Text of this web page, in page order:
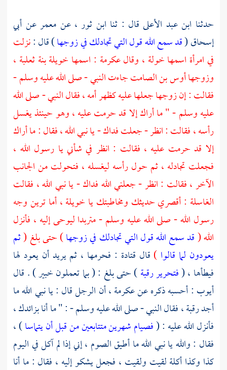
حدثنا ابن عبد الأعلى قال : ثنا ابن ثور ، عن معمرعن أبي
إسحاق(قد سمع الله قول التي تجادلك في زوجها) قال :نزلت
في امرأة اسمهاخولة ، وقالعكرمة : اسمها خويلة بنة ثعلبة ،
وزوجهاأوس بن الصامتجاءت النبي - صلى الله عليه وسلم -
فقالت : إن زوجها جعلها عليه كظهر أمه ، فقال النبي - صلى الله
عليه وسلم - " ما أراك إلا قد حرمت عليه ، وهو حينئذ يغسل
رأسه ، فقالت : انظر - جعلت فداك - يا نبي الله ، فقال : ما أراك
إلا قد حرمت عليه ، فقالت : انظر في شأني يا رسول الله ،
فجعلت تجادله ، ثم حول رأسه ليغسله ، فتحولت من الجانب
الآخر ، فقالت : انظر - جعلني الله فداك - يا نبي الله ، فقالت
الغاسلة : أقصري حديثك ومخاطبتك يا خويلة ،أما ترين وجه
رسول الله - صلى الله عليه وسلم - متربدا ليوحى إليه ، فأنزل
الله (قد سمع الله قول التي تجادلك في زوجها) حتى بلغ (ثم
يعودون لما قالوا ) قال قتادة : فحرمها ، ثم يريد أن يعود لها
فيطأها ، (فتحرير رقبة) حتى بلغ : ( بما تعملون خبير ) . قال
أيوب : أحسبه ذكره عنعكرمة، أن الرجل قال : يا نبي الله ما
أجد رقبة ، فقال النبي - صلى الله عليه وسلم - : " ما أنا بزائدك ،
فأنزل الله عليه : (فصيام شهرين متتابعين من قبل أن يتماسا) ،
فقال : والله يا نبي الله ما أطيق الصوم ، إني إذا لم آكل في اليوم
كذا وكذا أكلة لقيت ولقيت ، فجعل يشكو إليه ، فقال : ما أنا